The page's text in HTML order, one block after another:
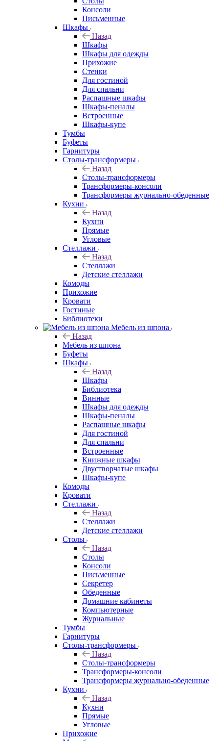
Консоли
Письменные
Шкафы
Назад
Шкафы
Шкафы для одежды
Прихожие
Стенки
Для гостиной
Для спальни
Распашные шкафы
Шкафы-пеналы
Встроенные
Шкафы-купе
Тумбы
Буфеты
Гарнитуры
Столы-трансформеры
Назад
Столы-трансформеры
Трансформеры-консоли
Трансформеры журнально-обеденные
Кухни
Назад
Кухни
Прямые
Угловые
Стеллажи
Назад
Стеллажи
Детские стеллажи
Комоды
Прихожие
Кровати
Гостиные
Библиотеки
Мебель из шпона
Назад
Мебель из шпона
Буфеты
Шкафы
Назад
Шкафы
Библиотека
Винные
Шкафы для одежды
Шкафы-пеналы
Распашные шкафы
Для гостиной
Для спальни
Встроенные
Книжные шкафы
Двустворчатые шкафы
Шкафы-купе
Комоды
Кровати
Стеллажи
Назад
Стеллажи
Детские стеллажи
Столы
Назад
Столы
Консоли
Письменные
Секретер
Обеденные
Домашние кабинеты
Компьютерные
Журнальные
Тумбы
Гарнитуры
Столы-трансформеры
Назад
Столы-трансформеры
Трансформеры-консоли
Трансформеры журнально-обеденные
Кухни
Назад
Кухни
Прямые
Угловые
Прихожие